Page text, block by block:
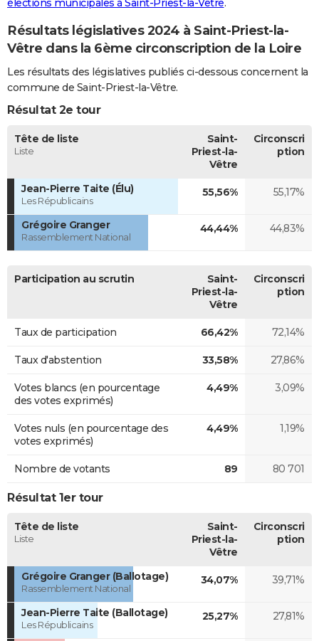
FORUM
Bricolage
Lifestyle
Culture
Sport
Auto
Television
Voyage
Cinema
élections municipales à Saint-Priest-la-Vêtre.
Résultats législatives 2024 à Saint-Priest-la-
Vêtre dans la 6ème circonscription de la Loire
Les résultats des législatives publiés ci-dessous concernent la
commune de Saint-Priest-la-Vêtre.
Résultat 2e tour
Tête de liste
Liste
Saint-
Priest-la-
Vêtre
Circonscri
ption
Jean-Pierre Taite (Élu)
Les Républicains
55,56% 55,17%
Grégoire Granger
Rassemblement National
44,44% 44,83%
Participation au scrutin
Saint-
Priest-la-
Vêtre
Circonscri
ption
Taux de participation 66,42% 72,14%
Taux d'abstention 33,58% 27,86%
Votes blancs (en pourcentage
des votes exprimés)
4,49% 3,09%
Votes nuls (en pourcentage des
votes exprimés)
4,49% 1,19%
Nombre de votants 89 80 701
Résultat 1er tour
Tête de liste
Liste
Saint-
Priest-la-
Vêtre
Circonscri
ption
Grégoire Granger (Ballotage)
Rassemblement National
34,07% 39,71%
Jean-Pierre Taite (Ballotage)
Les Républicains
25,27% 27,81%